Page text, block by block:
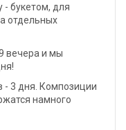
букетом, для
отдельных
вечера и мы
- 3 дня. Композиции
намного